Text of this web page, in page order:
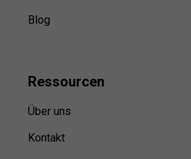
Blog
Ressourcen
Über uns
Kontakt